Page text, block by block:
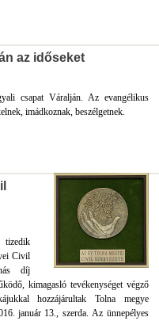
az időseket
csapat Váralján. Az evangélikus
imádkoznak, beszélgetnek.
tizedik
Civil
díj
kimagasló tevékenységet végző
hozzájárultak Tolna megye
január 13., szerda. Az ünnepélyes